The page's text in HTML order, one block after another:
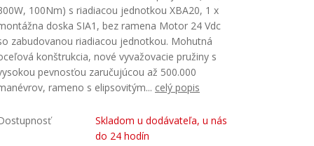
100Nm) s riadiacou jednotkou XBA20, 1 x
doska SIA1, bez ramena Motor 24 Vdc
zabudovanou riadiacou jednotkou. Mohutná
konštrukcia, nové vyvažovacie pružiny s
pevnosťou zaručujúcou až 500.000
rameno s elipsovitým... celý popis
Skladom u dodávateľa, u nás
do 24 hodín